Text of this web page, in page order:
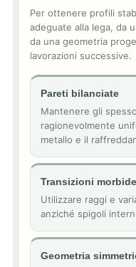
Per ottenere profili
adeguate alla lega, da
da una geometria
lavorazioni successive.
Pareti bilanciate
Mantenere gli
ragionevolmente
metallo e il
Transizioni morbide
Utilizzare raggi e
anziché spigoli
Geometria